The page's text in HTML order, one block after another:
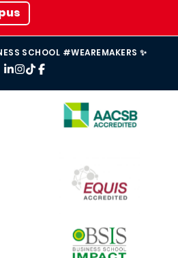
SCHOOL #WEAREMAKERS ✨
IMAGE